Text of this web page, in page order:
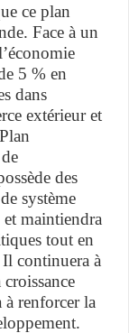
ce plan
Face à un
5 % en
dans
extérieur et
des
système
maintiendra
tout en
continuera à
renforcer la